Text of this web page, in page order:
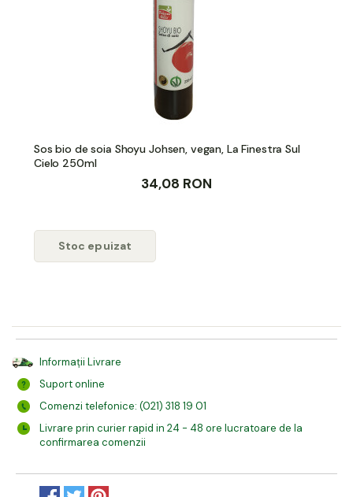
Sos bio de soia Shoyu Johsen, vegan, La Finestra Sul
Cielo 250ml
34,08 RON
Stoc epuizat
Informații Livrare
Suport online
Comenzi telefonice: (021) 318 19 01
Livrare prin curier rapid in 24 - 48 ore lucratoare de la
confirmarea comenzii